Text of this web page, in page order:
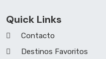
Quick Links
Contacto
Destinos Favoritos